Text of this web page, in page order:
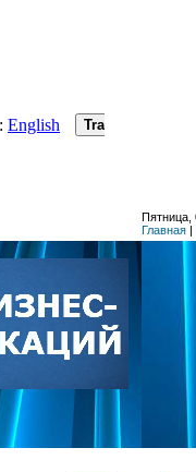
Пятница,
Главная |